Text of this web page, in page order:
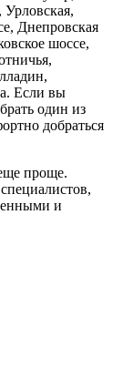
Днепровская
шоссе,
Если вы
один из
добраться
проще.
и